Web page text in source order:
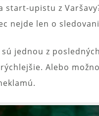
start-upistu z
nejde len o
jednou z
Alebo